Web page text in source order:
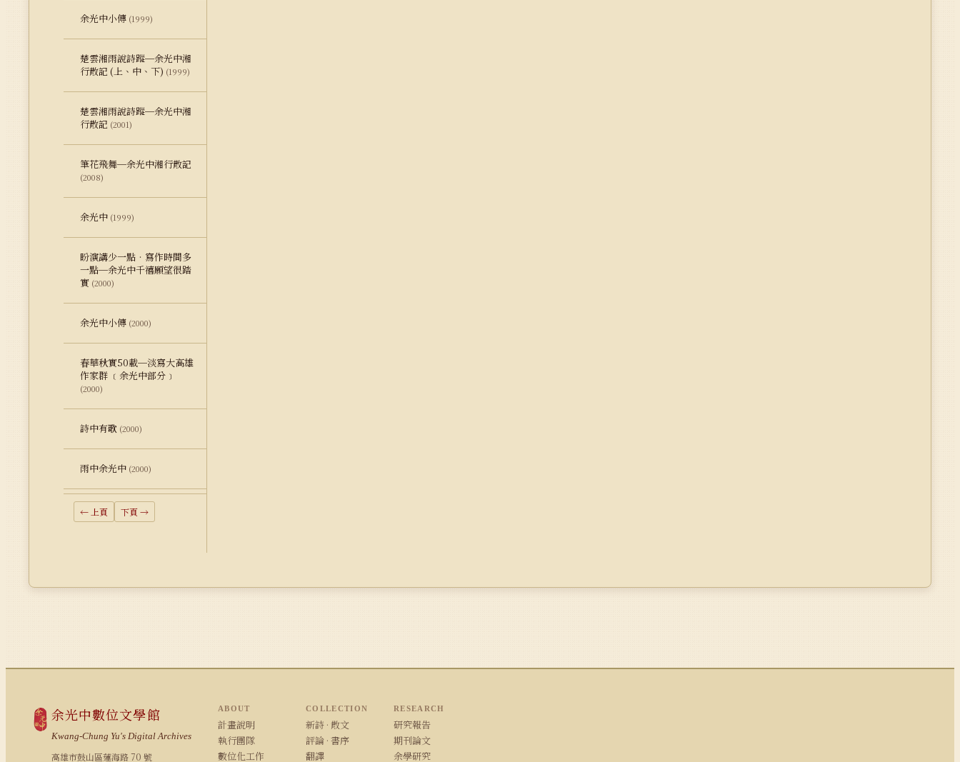
余光中小傳 (1999)
楚雲湘雨說詩蹤─余光中湘
行散記 (上、中、下) (1999)
楚雲湘雨說詩蹤─余光中湘
行散記 (2001)
筆花飛舞─余光中湘行散記
(2008)
余光中 (1999)
盼演講少一點‧寫作時間多
一點─余光中千禧願望很踏
實 (2000)
余光中小傳 (2000)
春華秋實50載─淡寫大高雄
作家群 ﹝余光中部分﹞
(2000)
詩中有歌 (2000)
雨中余光中 (2000)
← 上頁 下頁 →
余光中數位文學館
Kwang-Chung Yu's Digital Archives
高雄市鼓山區蓮海路 70 號
ABOUT
計畫說明
執行團隊
數位化工作
COLLECTION
新詩 · 散文
評論 · 書序
翻譯
RESEARCH
研究報告
期刊論文
余學研究